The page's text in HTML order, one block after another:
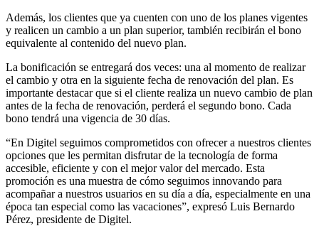
Además, los clientes que ya cuenten con uno de los planes vigentes
y realicen un cambio a un plan superior, también recibirán el bono
equivalente al contenido del nuevo plan.
La bonificación se entregará dos veces: una al momento de realizar
el cambio y otra en la siguiente fecha de renovación del plan. Es
importante destacar que si el cliente realiza un nuevo cambio de plan
antes de la fecha de renovación, perderá el segundo bono. Cada
bono tendrá una vigencia de 30 días.
“En Digitel seguimos comprometidos con ofrecer a nuestros clientes
opciones que les permitan disfrutar de la tecnología de forma
accesible, eficiente y con el mejor valor del mercado. Esta
promoción es una muestra de cómo seguimos innovando para
acompañar a nuestros usuarios en su día a día, especialmente en una
época tan especial como las vacaciones”, expresó Luis Bernardo
Pérez, presidente de Digitel.